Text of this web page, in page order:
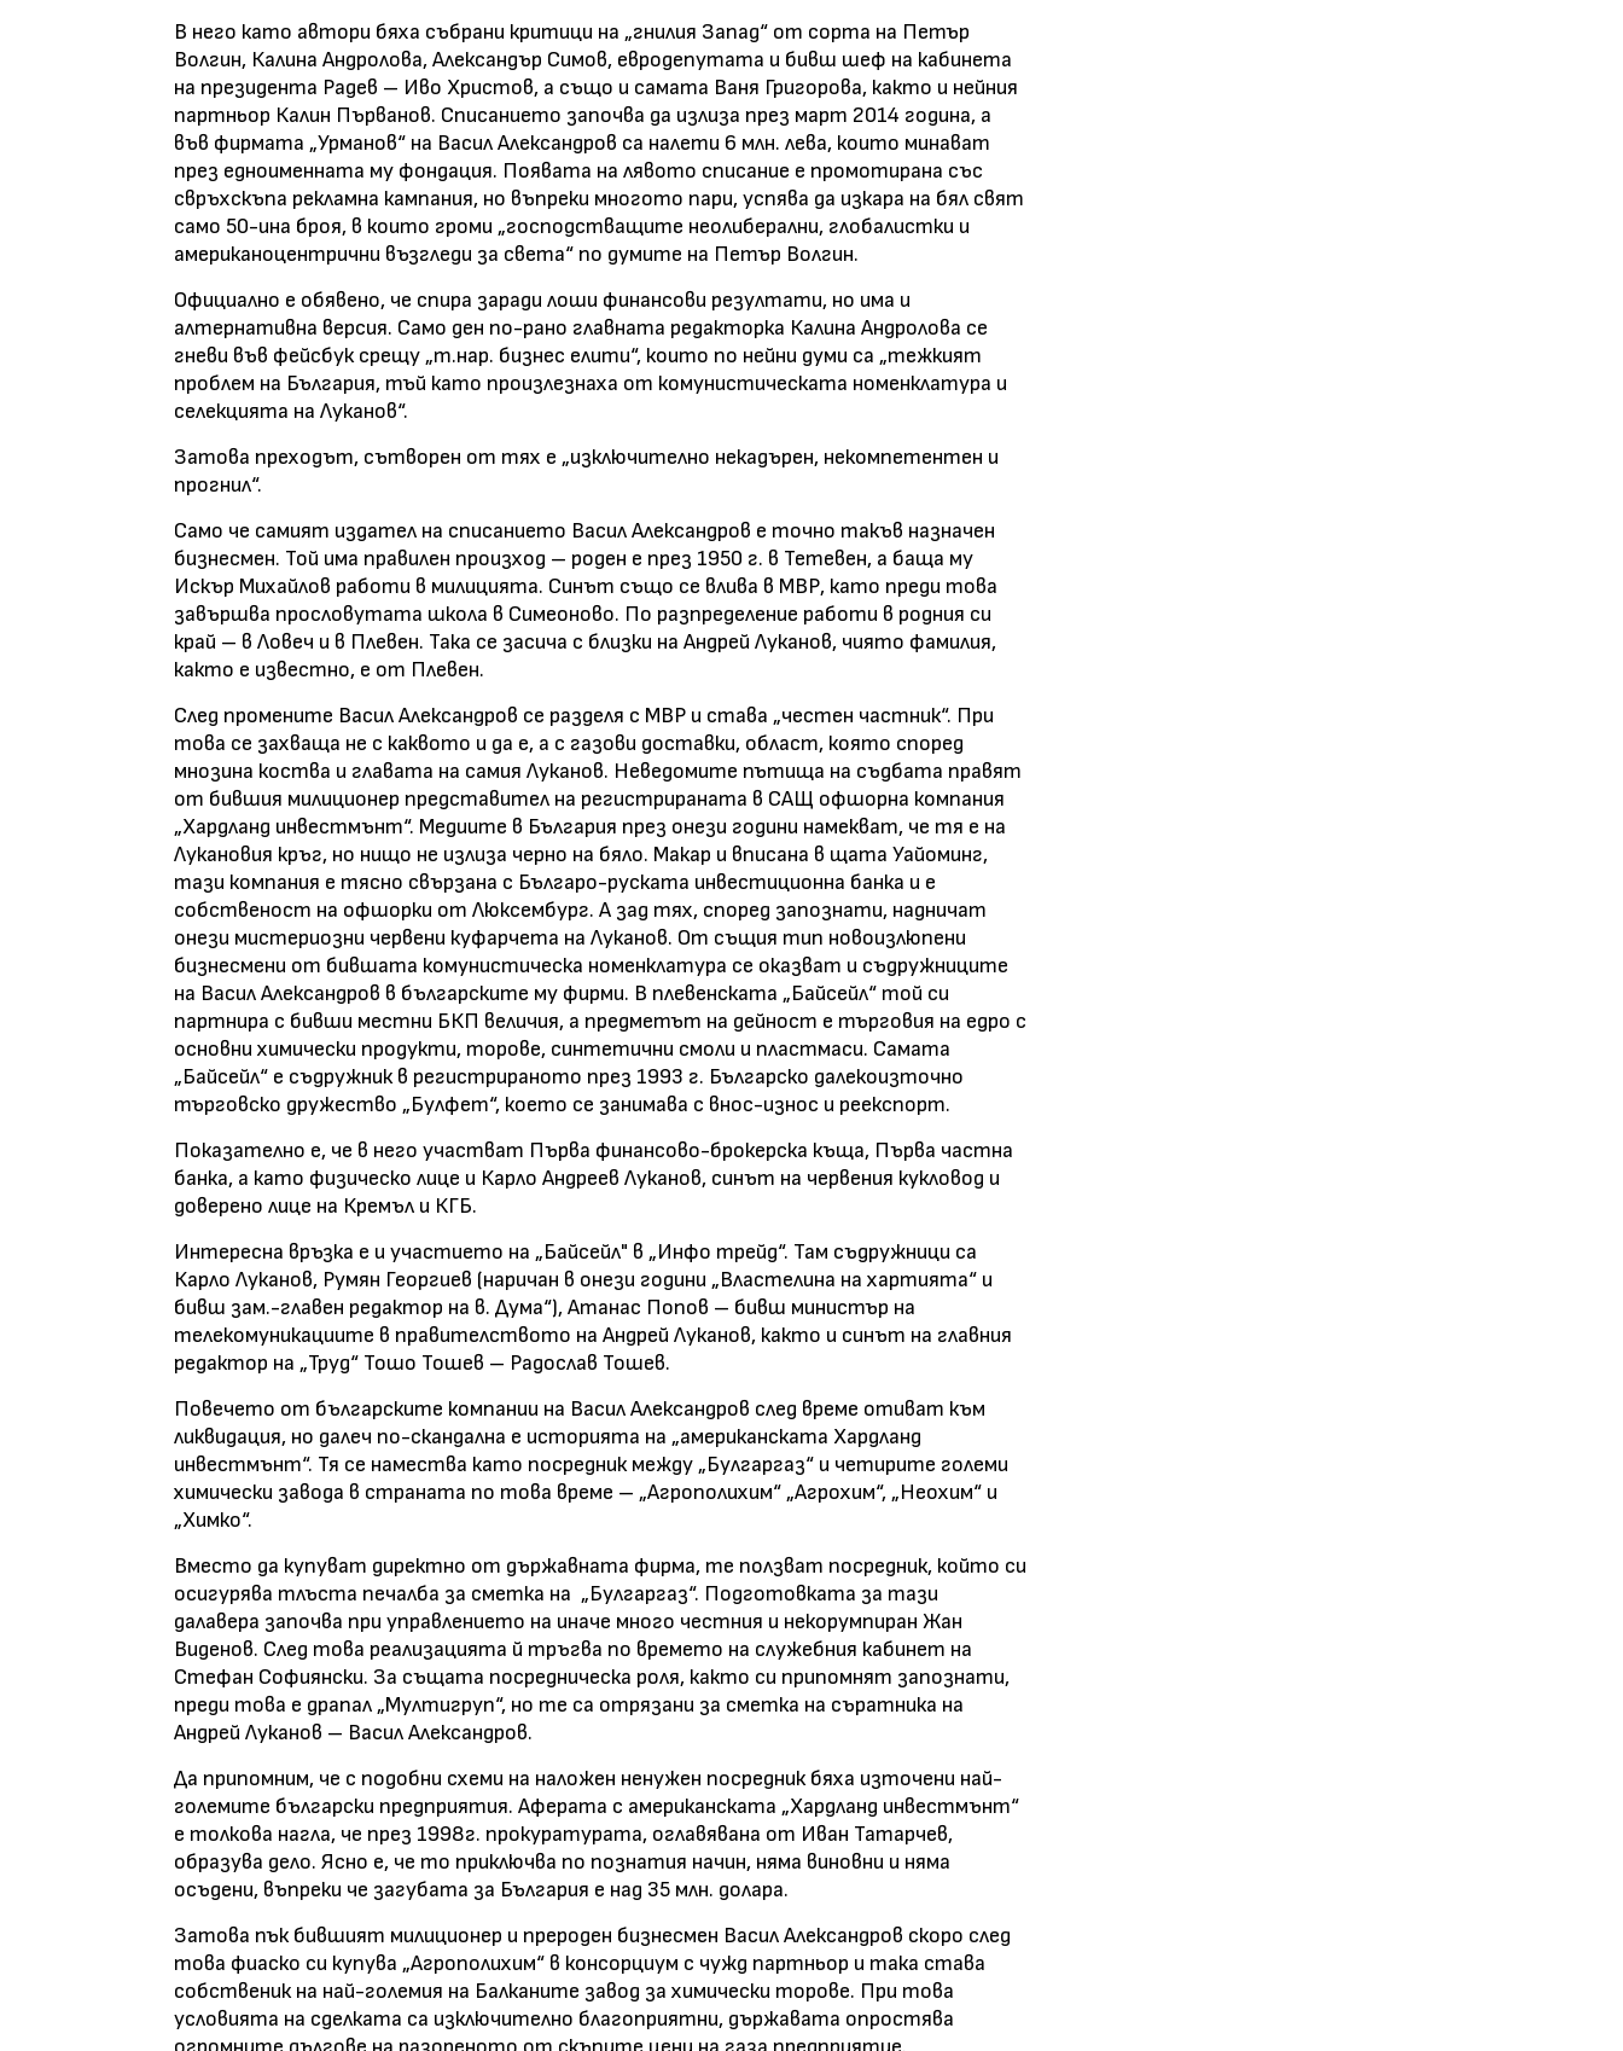
В него като автори бяха събрани критици на „гнилия Запад“ от сорта на Петър
Волгин, Калина Андролова, Александър Симов, евродепутата и бивш шеф на кабинета
на президента Радев – Иво Христов, а също и самата Ваня Григорова, както и нейния
партньор Калин Първанов. Списанието започва да излиза през март 2014 година, а
във фирмата „Урманов“ на Васил Александров са налети 6 млн. лева, които минават
през едноименната му фондация. Появата на лявото списание е промотирана със
свръхскъпа рекламна кампания, но въпреки многото пари, успява да изкара на бял свят
само 50-ина броя, в които громи „господстващите неолиберални, глобалистки и
американоцентрични възгледи за света“ по думите на Петър Волгин.
Официално е обявено, че спира заради лоши финансови резултати, но има и
алтернативна версия. Само ден по-рано главната редакторка Калина Андролова се
гневи във фейсбук срещу „т.нар. бизнес елити“, които по нейни думи са „тежкият
проблем на България, тъй като произлезнаха от комунистическата номенклатура и
селекцията на Луканов“.
Затова преходът, сътворен от тях е „изключително некадърен, некомпетентен и
прогнил“.
Само че самият издател на списанието Васил Александров е точно такъв назначен
бизнесмен. Той има правилен произход – роден е през 1950 г. в Тетевен, а баща му
Искър Михайлов работи в милицията. Синът също се влива в МВР, като преди това
завършва прословутата школа в Симеоново. По разпределение работи в родния си
край – в Ловеч и в Плевен. Така се засича с близки на Андрей Луканов, чиято фамилия,
както е известно, е от Плевен.
След промените Васил Александров се разделя с МВР и става „честен частник“. При
това се захваща не с каквото и да е, а с газови доставки, област, която според
мнозина коства и главата на самия Луканов. Неведомите пътища на съдбата правят
от бившия милиционер представител на регистрираната в САЩ офшорна компания
„Хардланд инвестмънт“. Медиите в България през онези години намекват, че тя е на
Лукановия кръг, но нищо не излиза черно на бяло. Макар и вписана в щата Уайоминг,
тази компания е тясно свързана с Българо-руската инвестиционна банка и е
собственост на офшорки от Люксембург. А зад тях, според запознати, надничат
онези мистериозни червени куфарчета на Луканов. От същия тип новоизлюпени
бизнесмени от бившата комунистическа номенклатура се оказват и съдружниците
на Васил Александров в българските му фирми. В плевенската „Байсейл“ той си
партнира с бивши местни БКП величия, а предметът на дейност е търговия на едро с
основни химически продукти, торове, синтетични смоли и пластмаси. Самата
„Байсейл“ е съдружник в регистрираното през 1993 г. Българско далекоизточно
търговско дружество „Булфет“, което се занимава с внос-износ и реекспорт.
Показателно е, че в него участват Първа финансово-брокерска къща, Първа частна
банка, а като физическо лице и Карло Андреев Луканов, синът на червения кукловод и
доверено лице на Кремъл и КГБ.
Интересна връзка е и участието на „Байсейл" в „Инфо трейд“. Там съдружници са
Карло Луканов, Румян Георгиев (наричан в онези години „Властелина на хартията“ и
бивш зам.-главен редактор на в. Дума“), Атанас Попов – бивш министър на
телекомуникациите в правителството на Андрей Луканов, както и синът на главния
редактор на „Труд“ Тошо Тошев – Радослав Тошев.
Повечето от българските компании на Васил Александров след време отиват към
ликвидация, но далеч по-скандална е историята на „американската Хардланд
инвестмънт“. Тя се намества като посредник между „Булгаргаз“ и четирите големи
химически завода в страната по това време – „Агрополихим“ „Агрохим“, „Неохим“ и
„Химко“.
Вместо да купуват директно от държавната фирма, те ползват посредник, който си
осигурява тлъста печалба за сметка на „Булгаргаз“. Подготовката за тази
далавера започва при управлението на иначе много честния и некорумпиран Жан
Виденов. След това реализацията й тръгва по времето на служебния кабинет на
Стефан Софиянски. За същата посредническа роля, както си припомнят запознати,
преди това е драпал „Мултигруп“, но те са отрязани за сметка на съратника на
Андрей Луканов – Васил Александров.
Да припомним, че с подобни схеми на наложен ненужен посредник бяха източени най-
големите български предприятия. Аферата с американската „Хардланд инвестмънт“
е толкова нагла, че през 1998г. прокуратурата, оглавявана от Иван Татарчев,
образува дело. Ясно е, че то приключва по познатия начин, няма виновни и няма
осъдени, въпреки че загубата за България е над 35 млн. долара.
Затова пък бившият милиционер и прероден бизнесмен Васил Александров скоро след
това фиаско си купува „Агрополихим“ в консорциум с чужд партньор и така става
собственик на най-големия на Балканите завод за химически торове. При това
условията на сделката са изключително благоприятни, държавата опростява